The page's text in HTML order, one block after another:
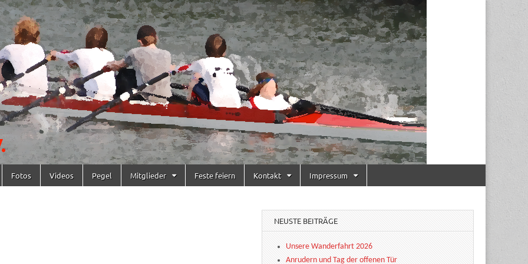
Fotos Videos Pegel Mitglieder Feste feiern Kontakt Impressum
NEUSTE BEITRÄGE
Unsere Wanderfahrt 2026
Anrudern und Tag der offenen Tür